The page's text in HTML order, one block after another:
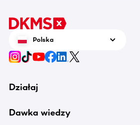
Polska
Działaj
Dawka wiedzy